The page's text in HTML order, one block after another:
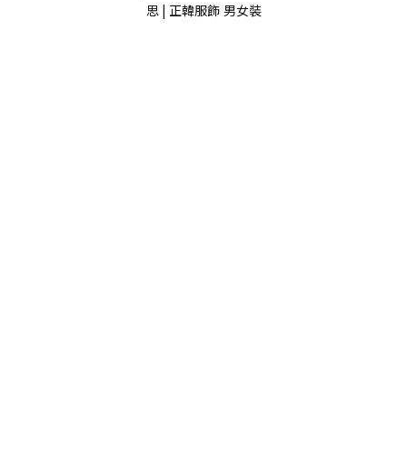
思 | 正韓服飾 男女裝